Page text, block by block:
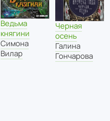
Ведьма
княгини
Симона
Вилар
Черная
осень
Галина
Гончарова